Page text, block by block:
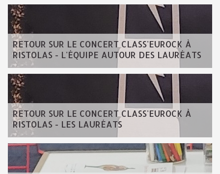
RETOUR SUR LE CONCERT CLASS'EUROCK À
RISTOLAS - L'ÉQUIPE AUTOUR DES LAURÉATS
RETOUR SUR LE CONCERT CLASS'EUROCK À
RISTOLAS - LES LAURÉATS